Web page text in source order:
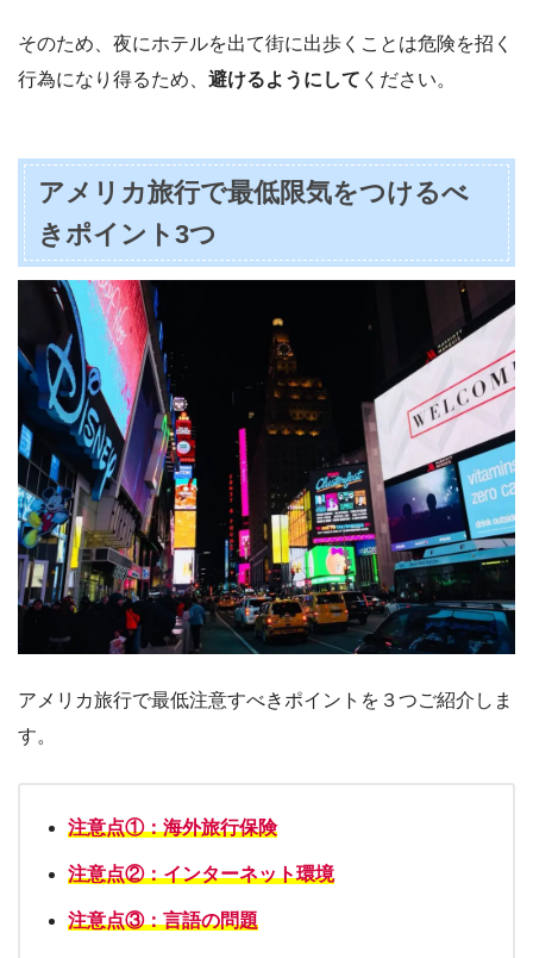
そのため、夜にホテルを出て街に出歩くことは危険を招く
行為になり得るため、 避けるようにして ください。
アメリカ旅行で最低限気をつけるべ
きポイント3つ
アメリカ旅行で最低注意すべきポイントを３つご紹介しま
す。
注意点①：海外旅行保険
注意点②：インターネット環境
注意点③：言語の問題